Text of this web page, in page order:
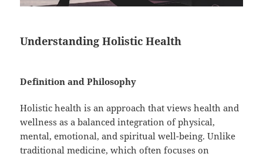
Understanding Holistic Health
Definition and Philosophy
Holistic health is an approach that views health and
wellness as a balanced integration of physical,
mental, emotional, and spiritual well-being. Unlike
traditional medicine, which often focuses on